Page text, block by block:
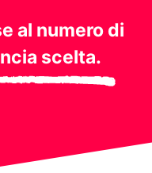
al numero di
scelta.